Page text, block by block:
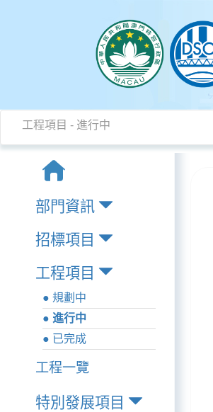
工程項目 - 進行中
部門資訊
招標項目
工程項目
● 規劃中
● 進行中
● 已完成
工程一覽
特別發展項目